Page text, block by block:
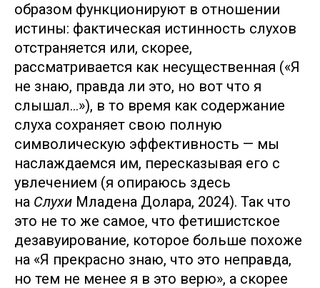
образом функционируют в отношении
истины: фактическая истинность слухов
отстраняется или, скорее,
рассматривается как несущественная («Я
не знаю, правда ли это, но вот что я
слышал…»), в то время как содержание
слуха сохраняет свою полную
символическую эффективность — мы
наслаждаемся им, пересказывая его с
увлечением (я опираюсь здесь
на Слухи Младена Долара, 2024). Так что
это не то же самое, что фетишистское
дезавуирование, которое больше похоже
на «Я прекрасно знаю, что это неправда,
но тем не менее я в это верю», а скорее